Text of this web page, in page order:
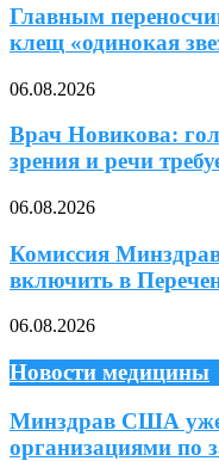
Главным
клещ «одинокая
06.08.2026
Врач Новикова:
зрения и речи
06.08.2026
Комиссия
включить в
06.08.2026
Новости медицины
Минздрав США
организациями по